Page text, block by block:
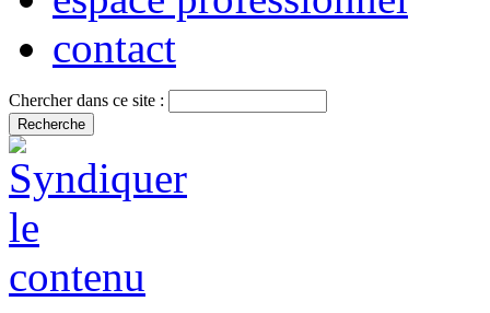
contact
Chercher dans ce site :